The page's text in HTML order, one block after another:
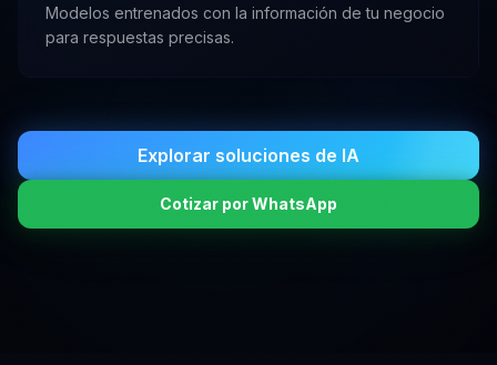
Modelos entrenados con la información de tu negocio
para respuestas precisas.
Explorar soluciones de IA
Cotizar por WhatsApp